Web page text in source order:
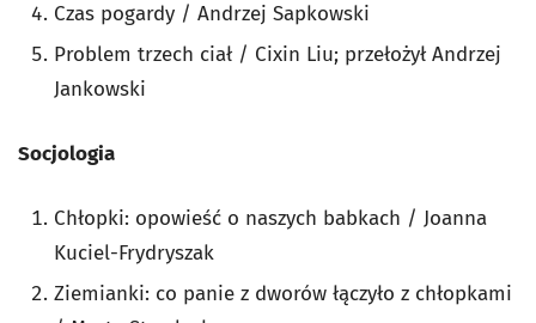
Czas pogardy / Andrzej Sapkowski
Problem trzech ciał / Cixin Liu; przełożył Andrzej
Jankowski
Socjologia
Chłopki: opowieść o naszych babkach / Joanna
Kuciel-Frydryszak
Ziemianki: co panie z dworów łączyło z chłopkami